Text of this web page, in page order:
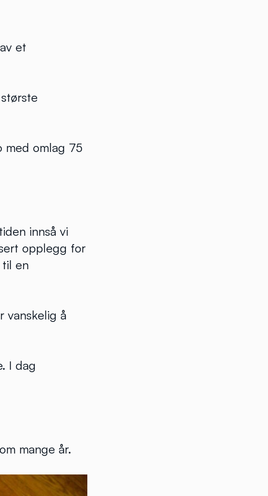
et
med omlag 75
innså vi
opplegg for
til en
vanskelig å
I dag
mange år.